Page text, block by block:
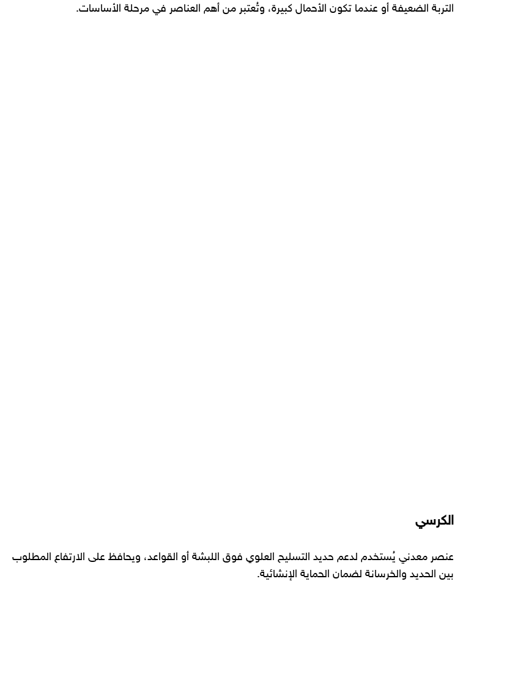
التربة الضعيفة أو عندما تكون الأحمال كبيرة، وتُعتبر من أهم العناصر في مرحلة الأساسات.
الكرسي
عنصر معدني يُستخدم لدعم حديد التسليح العلوي فوق اللبشة أو القواعد، ويحافظ على الارتفاع المطلوب
بين الحديد والخرسانة لضمان الحماية الإنشائية.